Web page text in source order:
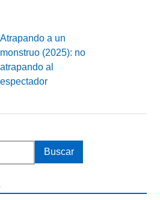
Atrapando a un
monstruo (2025): no
atrapando al
espectador